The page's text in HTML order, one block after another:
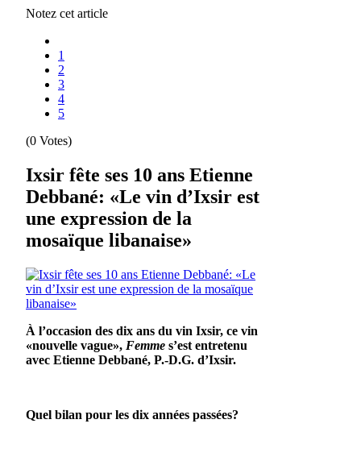
Notez cet article
1
2
3
4
5
(0 Votes)
Ixsir fête ses 10 ans Etienne
Debbané: «Le vin d’Ixsir est
une expression de la
mosaïque libanaise»
À l’occasion des dix ans du vin Ixsir, ce vin
«nouvelle vague», Femme s’est entretenu
avec Etienne Debbané, P.-D.G. d’Ixsir.
Quel bilan pour les dix années passées?